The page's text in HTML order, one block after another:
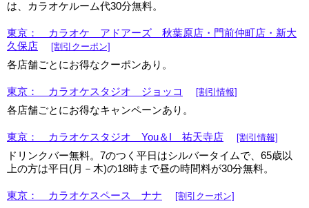
は、カラオケルーム代30分無料。
東京： カラオケ アドアーズ 秋葉原店・門前仲町店・新大
久保店
[割引クーポン]
各店舗ごとにお得なクーポンあり。
東京： カラオケスタジオ ジョッコ [割引情報]
各店舗ごとにお得なキャンペーンあり。
東京： カラオケスタジオ You＆I 祐天寺店 [割引情報]
ドリンクバー無料。7のつく平日はシルバータイムで、65歳以
上の方は平日(月－木)の18時まで昼の時間料が30分無料。
東京： カラオケスペース ナナ [割引クーポン]